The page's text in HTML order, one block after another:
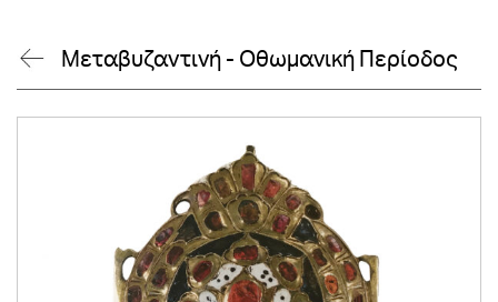
Μεταβυζαντινή - Οθωμανική Περίοδος